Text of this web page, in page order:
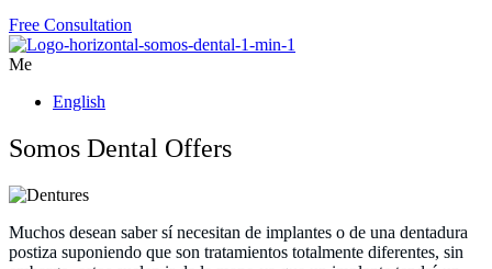
Free Consultation
Me
English
Somos Dental Offers
Muchos desean saber sí necesitan de implantes o de una dentadura
postiza suponiendo que son tratamientos totalmente diferentes, sin